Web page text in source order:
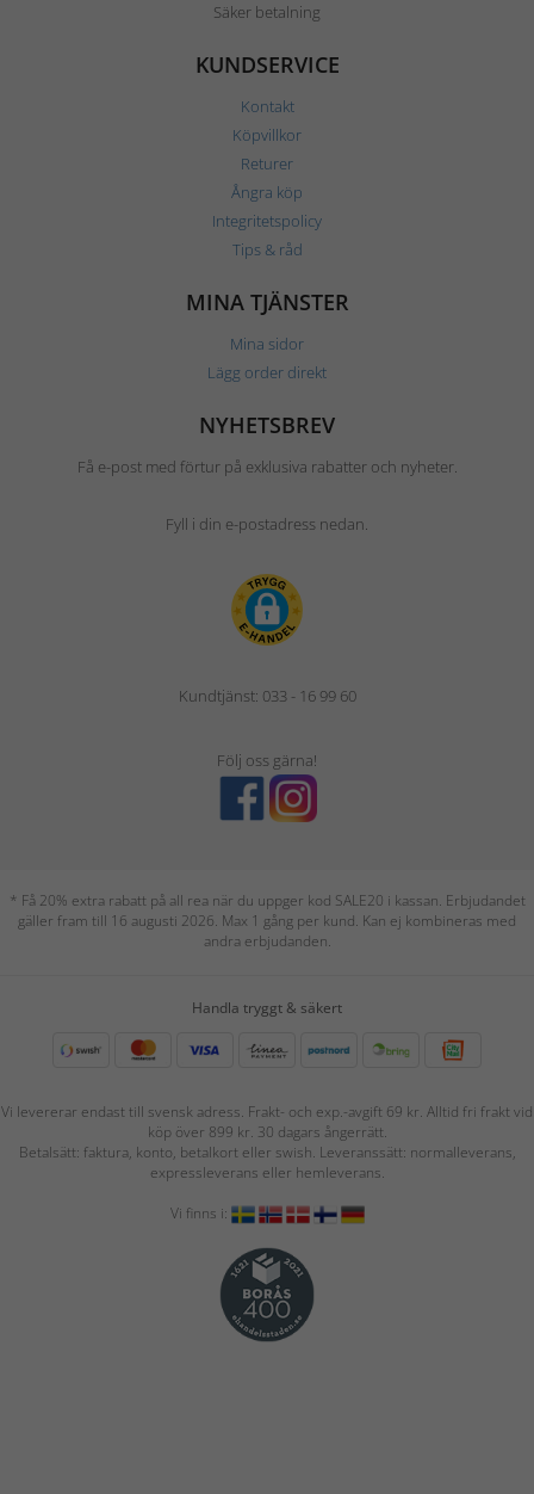
Säker betalning
KUNDSERVICE
Kontakt
Köpvillkor
Returer
Ångra köp
Integritetspolicy
Tips & råd
MINA TJÄNSTER
Mina sidor
Lägg order direkt
NYHETSBREV
Få e-post med förtur på exklusiva rabatter och nyheter.
Fyll i din e-postadress nedan.
Kundtjänst: 033 - 16 99 60
Följ oss gärna!
* Få 20% extra rabatt på all rea när du uppger kod SALE20 i kassan. Erbjudandet
gäller fram till 16 augusti 2026. Max 1 gång per kund. Kan ej kombineras med
andra erbjudanden.
Handla tryggt & säkert
Vi levererar endast till svensk adress. Frakt- och exp.-avgift 69 kr. Alltid fri frakt vid
köp över 899 kr. 30 dagars ångerrätt.
Betalsätt: faktura, konto, betalkort eller swish. Leveranssätt: normalleverans,
expressleverans eller hemleverans.
Vi finns i: